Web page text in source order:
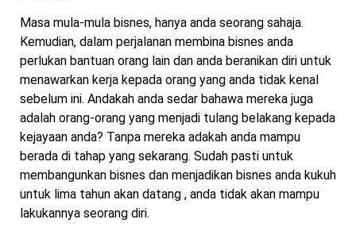
Masa mula-mula bisnes, hanya anda seorang sahaja.
Kemudian, dalam perjalanan membina bisnes anda
perlukan bantuan orang lain dan anda beranikan diri untuk
menawarkan kerja kepada orang yang anda tidak kenal
sebelum ini. Andakah anda sedar bahawa mereka juga
adalah orang-orang yang menjadi tulang belakang kepada
kejayaan anda? Tanpa mereka adakah anda mampu
berada di tahap yang sekarang. Sudah pasti untuk
membangunkan bisnes dan menjadikan bisnes anda kukuh
untuk lima tahun akan datang , anda tidak akan mampu
lakukannya seorang diri.